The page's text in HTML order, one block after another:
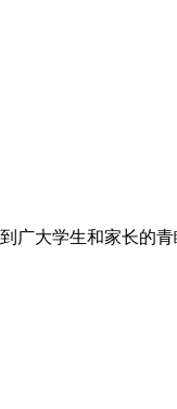
大学生和家长的